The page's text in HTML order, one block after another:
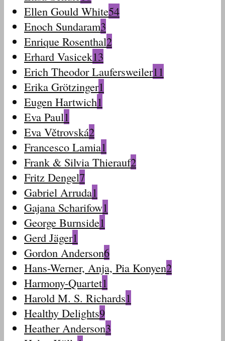
Ellen Gould White54
Enoch Sundaram3
Enrique Rosenthal2
Erhard Vasicek13
Erich Theodor Laufersweiler11
Erika Grötzinger1
Eugen Hartwich1
Eva Paul1
Eva Větrovská2
Francesco Lamia1
Frank & Silvia Thierauf2
Fritz Dengel7
Gabriel Arruda1
Gajana Scharifow1
George Burnside1
Gerd Jäger1
Gordon Anderson6
Hans-Werner, Anja, Pia Konyen2
Harmony-Quartet1
Harold M. S. Richards1
Healthy Delights9
Heather Anderson3